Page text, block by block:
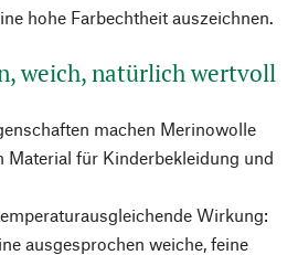
hohe Farbechtheit auszeichnen.
weich, natürlich wertvoll
machen Merinowolle
Material für Kinderbekleidung und
Wirkung:
ausgesprochen weiche, feine